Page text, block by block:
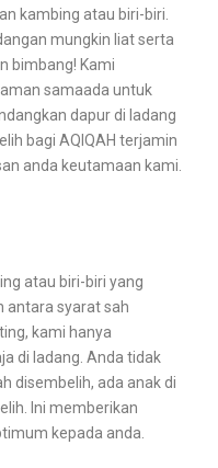
kambing atau biri-biri.
mungkin liat serta
bimbang! Kami
samaada untuk
dapur di ladang
bagi AQIQAH terjamin
anda keutamaan kami.
atau biri-biri yang
antara syarat sah
kami hanya
di ladang. Anda tidak
disembelih, ada anak di
Ini memberikan
kepada anda.